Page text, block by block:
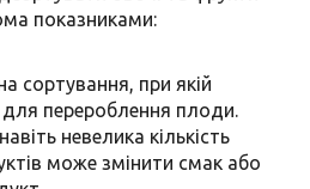
показниками:
сортування, при якій
для перероблення плоди.
невелика кількість
може змінити смак або